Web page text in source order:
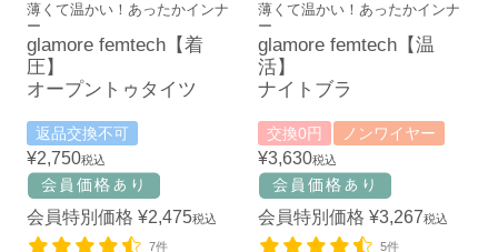
薄くて温かい！あったかインナ
ー
glamore femtech【着
圧】
オープントゥタイツ
返品交換不可
¥2,750税込
会員特別価格 ¥2,475税込
7件
薄くて温かい！あったかインナ
ー
glamore femtech【温
活】
ナイトブラ
交換0円 ノンワイヤー
¥3,630税込
会員特別価格 ¥3,267税込
5件